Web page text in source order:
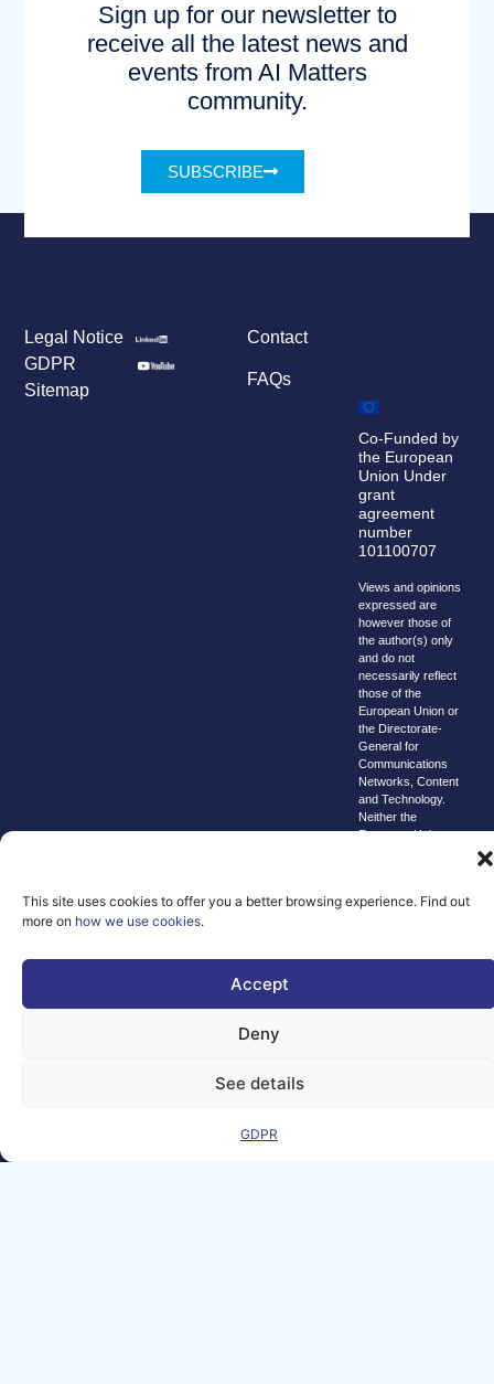
This site uses cookies to offer you a better browsing experience. Find out
more on how we use cookies.
Accept
Deny
See details
GDPR
Sign up for our newsletter to
receive all the latest news and
events from AI Matters
community.
SUBSCRIBE
Contact
FAQs
Legal Notice
GDPR
Sitemap
Co-Funded by
the European
Union Under
grant
agreement
number
101100707
Views and opinions
expressed are
however those of
the author(s) only
and do not
necessarily reflect
those of the
European Union or
the Directorate-
General for
Communications
Networks, Content
and Technology.
Neither the
European Union nor
them.